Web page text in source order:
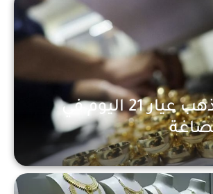
أسعار الذهب عيار 21 اليوم في